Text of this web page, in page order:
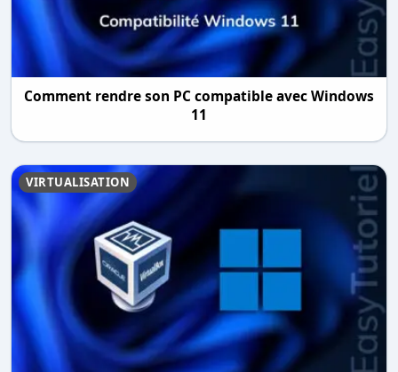
Comment rendre son PC compatible avec Windows
11
VIRTUALISATION